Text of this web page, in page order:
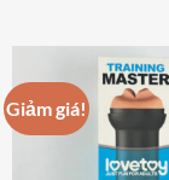
Giảm giá!